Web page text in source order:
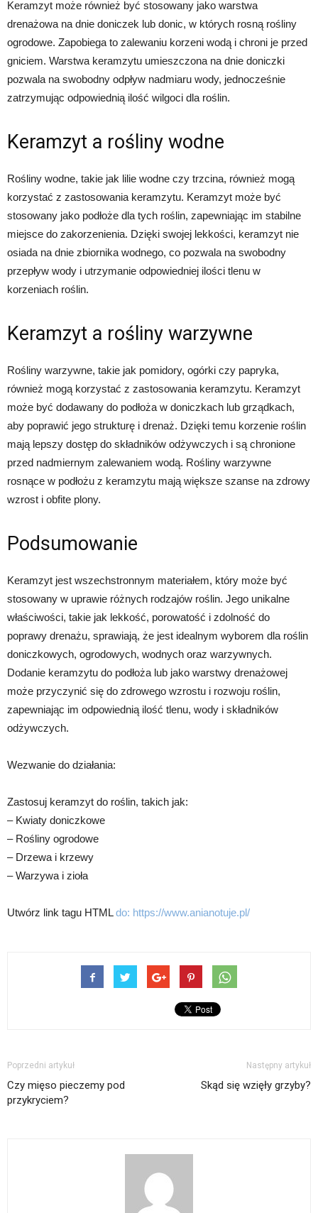
Keramzyt może również być stosowany jako warstwa
drenażowa na dnie doniczek lub donic, w których rosną rośliny
ogrodowe. Zapobiega to zalewaniu korzeni wodą i chroni je przed
gniciem. Warstwa keramzytu umieszczona na dnie doniczki
pozwala na swobodny odpływ nadmiaru wody, jednocześnie
zatrzymując odpowiednią ilość wilgoci dla roślin.
Keramzyt a rośliny wodne
Rośliny wodne, takie jak lilie wodne czy trzcina, również mogą
korzystać z zastosowania keramzytu. Keramzyt może być
stosowany jako podłoże dla tych roślin, zapewniając im stabilne
miejsce do zakorzenienia. Dzięki swojej lekkości, keramzyt nie
osiada na dnie zbiornika wodnego, co pozwala na swobodny
przepływ wody i utrzymanie odpowiedniej ilości tlenu w
korzeniach roślin.
Keramzyt a rośliny warzywne
Rośliny warzywne, takie jak pomidory, ogórki czy papryka,
również mogą korzystać z zastosowania keramzytu. Keramzyt
może być dodawany do podłoża w doniczkach lub grządkach,
aby poprawić jego strukturę i drenaż. Dzięki temu korzenie roślin
mają lepszy dostęp do składników odżywczych i są chronione
przed nadmiernym zalewaniem wodą. Rośliny warzywne
rosnące w podłożu z keramzytu mają większe szanse na zdrowy
wzrost i obfite plony.
Podsumowanie
Keramzyt jest wszechstronnym materiałem, który może być
stosowany w uprawie różnych rodzajów roślin. Jego unikalne
właściwości, takie jak lekkość, porowatość i zdolność do
poprawy drenażu, sprawiają, że jest idealnym wyborem dla roślin
doniczkowych, ogrodowych, wodnych oraz warzywnych.
Dodanie keramzytu do podłoża lub jako warstwy drenażowej
może przyczynić się do zdrowego wzrostu i rozwoju roślin,
zapewniając im odpowiednią ilość tlenu, wody i składników
odżywczych.
Wezwanie do działania:
Zastosuj keramzyt do roślin, takich jak:
– Kwiaty doniczkowe
– Rośliny ogrodowe
– Drzewa i krzewy
– Warzywa i zioła
Utwórz link tagu HTMLdo: https://www.anianotuje.pl/
Poprzedni artykuł
Czy mięso pieczemy pod
przykryciem?
Następny artykuł
Skąd się wzięły grzyby?